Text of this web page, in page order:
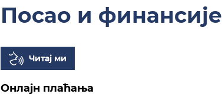
Црно/бела тема
Посао и финансије
Читај ми
Онлајн плаћања